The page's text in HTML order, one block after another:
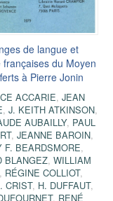
de langue et
françaises du Moyen
à Pierre Jonin
ACCARIE, JEAN
, J. KEITH ATKINSON,
AUBAILLY, PAUL
,JEANNE BAROIN,
F. BEARDSMORE,
BLANGEZ,WILLIAM
RÉGINE COLLIOT,
CRIST, H. DUFFAUT,
, RENÉ